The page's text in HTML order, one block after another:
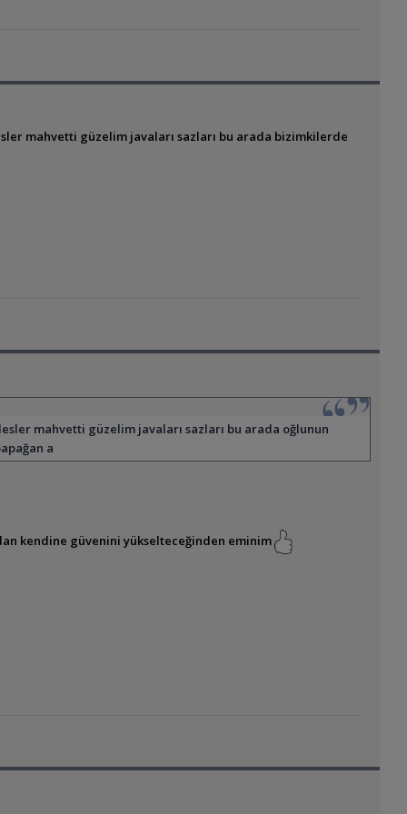
mahvetti güzelim javaları sazları bu arada bizimkilerde
mahvetti güzelim javaları sazları bu arada oğlunun
a
kendine güvenini yükselteceğinden eminim